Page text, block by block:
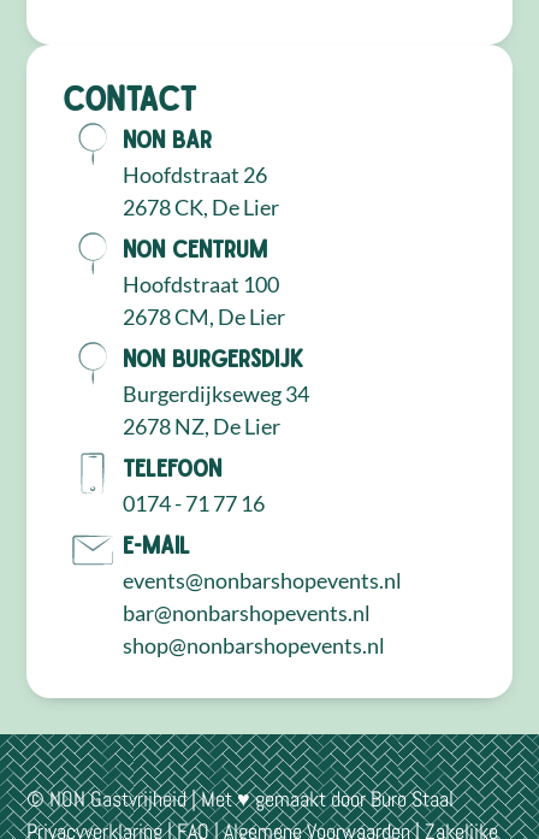
Contact
NON Bar
Hoofdstraat 26
2678 CK, De Lier
NON Centrum
Hoofdstraat 100
2678 CM, De Lier
NON Burgersdijk
Burgerdijkseweg 34
2678 NZ, De Lier
Telefoon
0174 - 71 77 16
E-mail
events@nonbarshopevents.nl
bar@nonbarshopevents.nl
shop@nonbarshopevents.nl
© NON Gastvrijheid | Met ♥ gemaakt doorBuro Staal
Privacyverklaring|FAQ|Algemene Voorwaarden|Zakelijke